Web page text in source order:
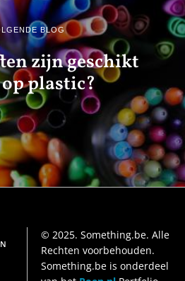
BLOG
zijn geschikt
plastic?
© 2025. Something.be. Alle
Rechten voorbehouden.
Something.be is onderdeel